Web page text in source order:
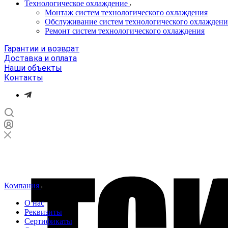
Технологическое охлаждение
Монтаж систем технологического охлаждения
Обслуживание систем технологического
Ремонт систем технологического охлаждения
Гарантии и возврат
Доставка и оплата
Наши объекты
Контакты
Компания
О нас
Реквизиты
Сертификаты